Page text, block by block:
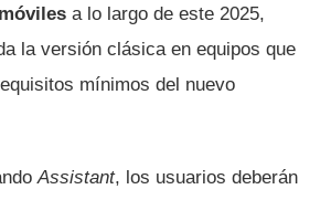
a lo largo de este 2025,
la versión clásica en equipos que
mínimos del nuevo
Assistant, los usuarios deberán